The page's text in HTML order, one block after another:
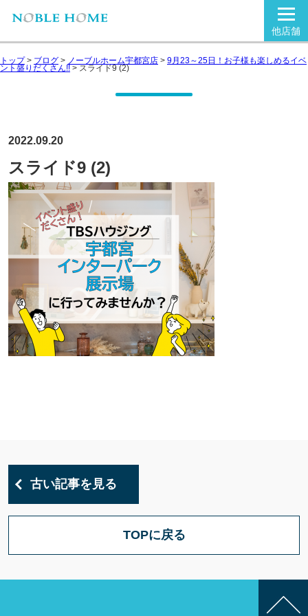
他店舗
トップ> ブログ > ノーブルホーム宇都宮店 > 9月23～25日！お子様も楽しめるイベ
ント盛りだくさん!! > スライド9 (2)
2022.09.20
スライド9 (2)
古い記事を見る
TOPに戻る